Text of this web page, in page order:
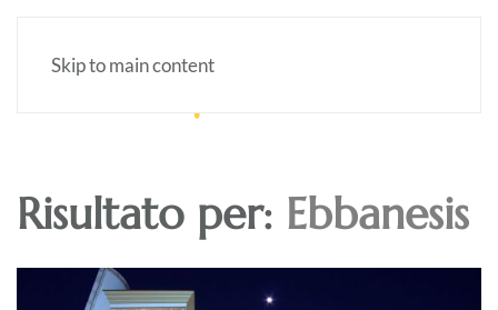
Skip to main content
Risultato per: Ebbanesis